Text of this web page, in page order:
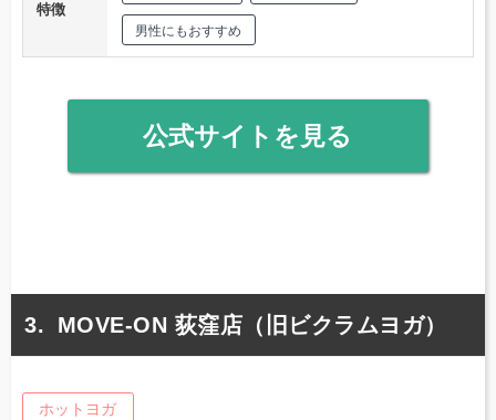
特徴
男性にもおすすめ
公式サイトを見る
MOVE-ON 荻窪店（旧ビクラムヨガ）
ホットヨガ